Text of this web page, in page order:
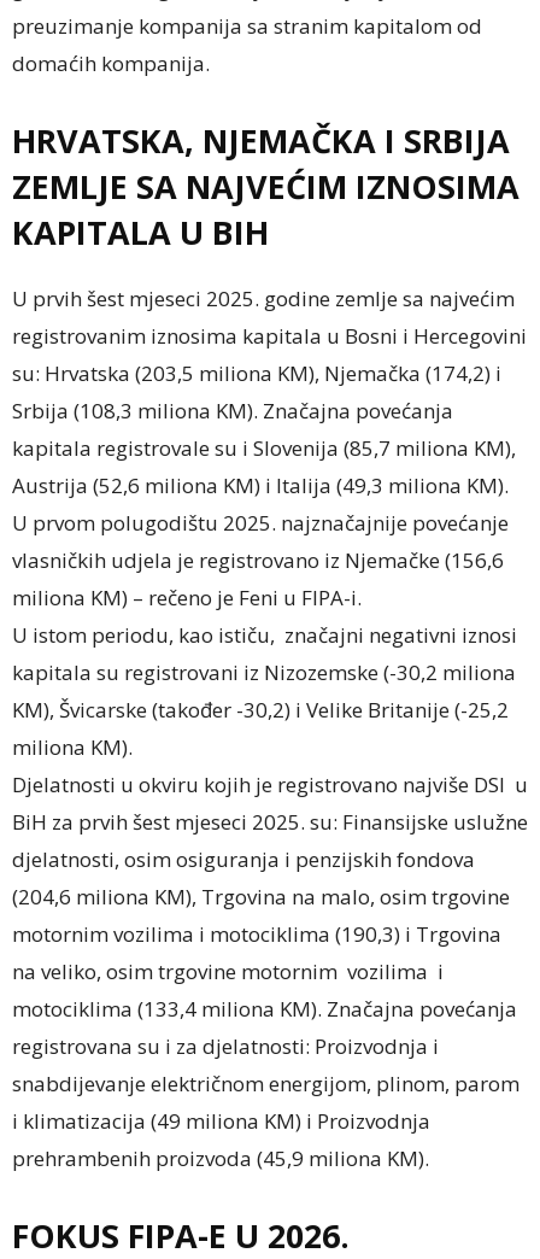
preuzimanje kompanija sa stranim kapitalom od
domaćih kompanija.
HRVATSKA, NJEMAČKA I SRBIJA
ZEMLJE SA NAJVEĆIM IZNOSIMA
KAPITALA U BIH
U prvih šest mjeseci 2025. godine zemlje sa najvećim
registrovanim iznosima kapitala u Bosni i Hercegovini
su: Hrvatska (203,5 miliona KM), Njemačka (174,2) i
Srbija (108,3 miliona KM). Značajna povećanja
kapitala registrovale su i Slovenija (85,7 miliona KM),
Austrija (52,6 miliona KM) i Italija (49,3 miliona KM).
U prvom polugodištu 2025. najznačajnije povećanje
vlasničkih udjela je registrovano iz Njemačke (156,6
miliona KM) – rečeno je Feni u FIPA-i.
U istom periodu, kao ističu, značajni negativni iznosi
kapitala su registrovani iz Nizozemske (-30,2 miliona
KM), Švicarske (također -30,2) i Velike Britanije (-25,2
miliona KM).
Djelatnosti u okviru kojih je registrovano najviše DSI u
BiH za prvih šest mjeseci 2025. su: Finansijske uslužne
djelatnosti, osim osiguranja i penzijskih fondova
(204,6 miliona KM), Trgovina na malo, osim trgovine
motornim vozilima i motociklima (190,3) i Trgovina
na veliko, osim trgovine motornim vozilima i
motociklima (133,4 miliona KM). Značajna povećanja
registrovana su i za djelatnosti: Proizvodnja i
snabdijevanje električnom energijom, plinom, parom
i klimatizacija (49 miliona KM) i Proizvodnja
prehrambenih proizvoda (45,9 miliona KM).
FOKUS FIPA-E U 2026.